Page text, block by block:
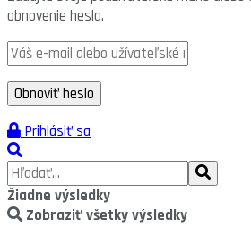
obnovenie hesla.
Prihlásiť sa
Žiadne výsledky
Zobraziť všetky výsledky